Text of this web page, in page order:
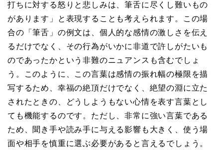
打ちに対する怒りと悲しみは、筆舌に尽くし難いもの
があります」と表現することも考えられます。この場
合の「筆舌」の例文は、個人的な感情の激しさを伝え
るだけでなく、その行為がいかに非道で許しがたいも
のであったかという非難のニュアンスも含むでしょ
う。このように、この言葉は感情の振れ幅の極限を描
写するため、幸福の絶頂だけでなく、絶望の淵に立た
されたときの、どうしようもない心情を表す言葉とし
ても機能するのです。ただし、非常に強い言葉である
ため、聞き手や読み手に与える影響も大きく、使う場
面や相手を慎重に選ぶ必要があると言えるでしょう。